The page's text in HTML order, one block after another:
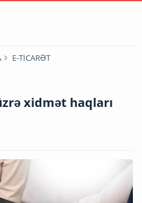
E-TİCARƏT
xidmət haqları